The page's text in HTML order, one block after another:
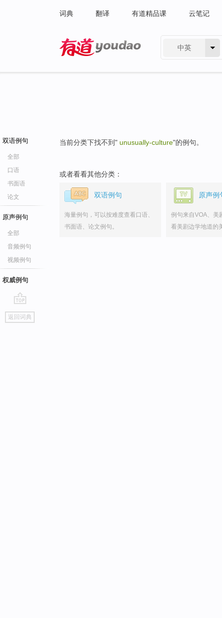
词典 翻译 有道精品课 云笔记
中英
双语例句
全部
口语
书面语
论文
原声例句
全部
音频例句
视频例句
权威例句
go
top
返回词典
当前分类下找不到" unusually-culture"的例句。
或者看看其他分类：
双语例句
海量例句，可以按难度查看口语、
书面语、论文例句。
原声例
例句来自VOA、美
看美剧边学地道的